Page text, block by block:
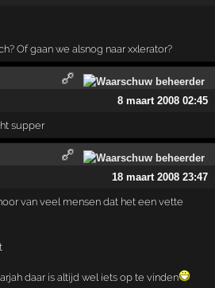
Of gaan we alsnog naar xxlerator?
8 maart 2008 02:45
supper
18 maart 2008 23:47
van veel mensen dat het een vette
daar is altijd wel iets op te vinden